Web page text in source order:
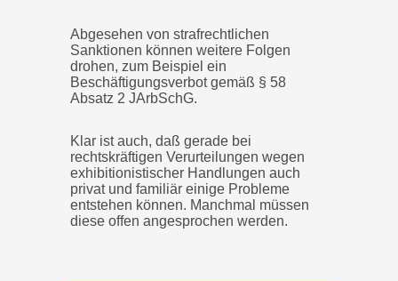
Abgesehen von strafrechtlichen
Sanktionen können weitere Folgen
drohen, zum Beispiel ein
Beschäftigungsverbot gemäß § 58
Absatz 2 JArbSchG.
Klar ist auch, daß gerade bei
rechtskräftigen Verurteilungen wegen
exhibitionistischer Handlungen auch
privat und familiär einige Probleme
entstehen können. Manchmal müssen
diese offen angesprochen werden.